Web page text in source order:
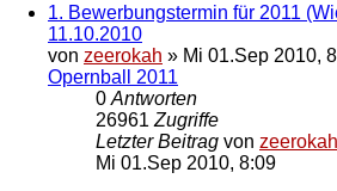
1. Bewerbungstermin für 2011
11.10.2010
von zeerokah » Mi 01.Sep 2010,
Opernball 2011
0 Antworten
26961 Zugriffe
Letzter Beitrag von zeerokah
Mi 01.Sep 2010, 8:09